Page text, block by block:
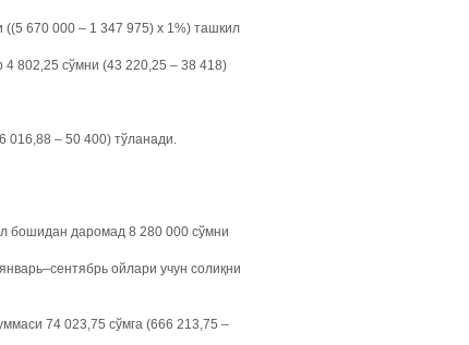
670 000 – 1 347 975) х 1%) ташкил
802,25 сўмни (43 220,25 – 38 418)
016,88 – 50 400) тўланади.
бошидан даромад 8 280 000 сўмни
ойлари учун солиқни
74 023,75 сўмга (666 213,75 –